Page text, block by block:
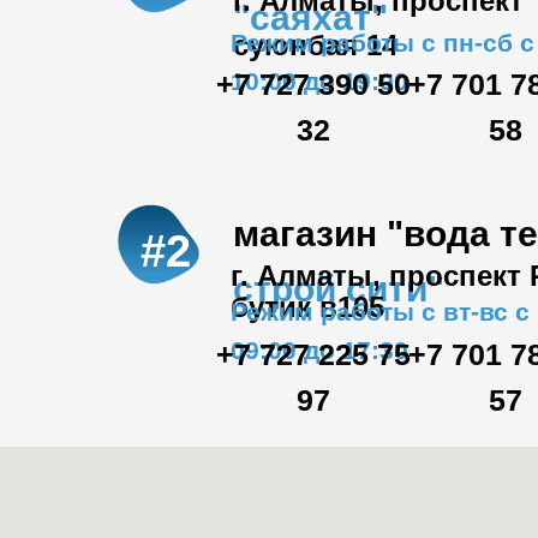
"саяхат"
суюнбая 14
магазин "вода
строй сити"
г. Алматы, проспект
бутик в105
Режим работы с пн-сб с
10:00 до 19:00
Режим работы с вт-вс с
09:00 до 17:30
+7 701
58
+7 727 390 50
32
+7 701
57
+7 727 225 75
97
#2